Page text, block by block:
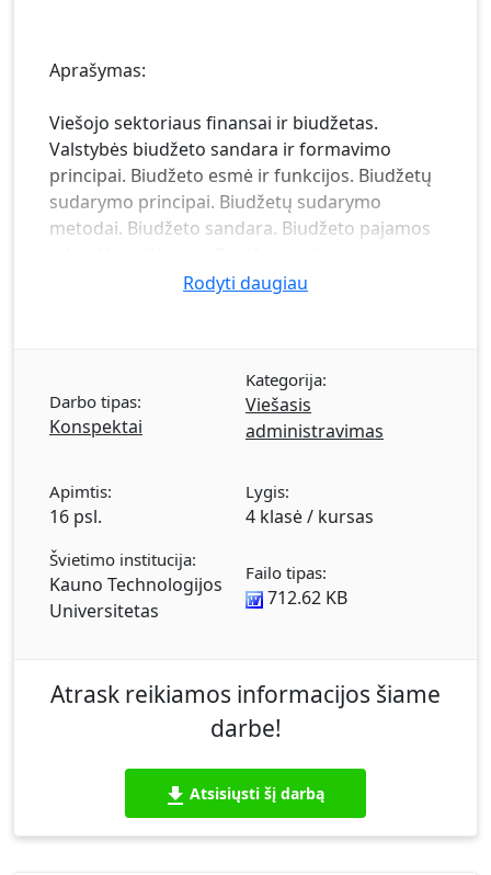
Aprašymas:
Viešojo sektoriaus finansai ir biudžetas.
Valstybės biudžeto sandara ir formavimo
principai. Biudžeto esmė ir funkcijos. Biudžetų
sudarymo principai. Biudžetų sudarymo
metodai. Biudžeto sandara. Biudžeto pajamos
problema. Valstybės finansų struktūra.
Rodyti daugiau
Darbo tipas:
Konspektai
Kategorija:
Viešasis
administravimas
Apimtis:
16 psl.
Lygis:
4 klasė / kursas
Švietimo institucija:
Kauno Technologijos
Universitetas
Failo tipas:
712.62 KB
Atrask reikiamos informacijos šiame
darbe!
Atsisiųsti šį darbą